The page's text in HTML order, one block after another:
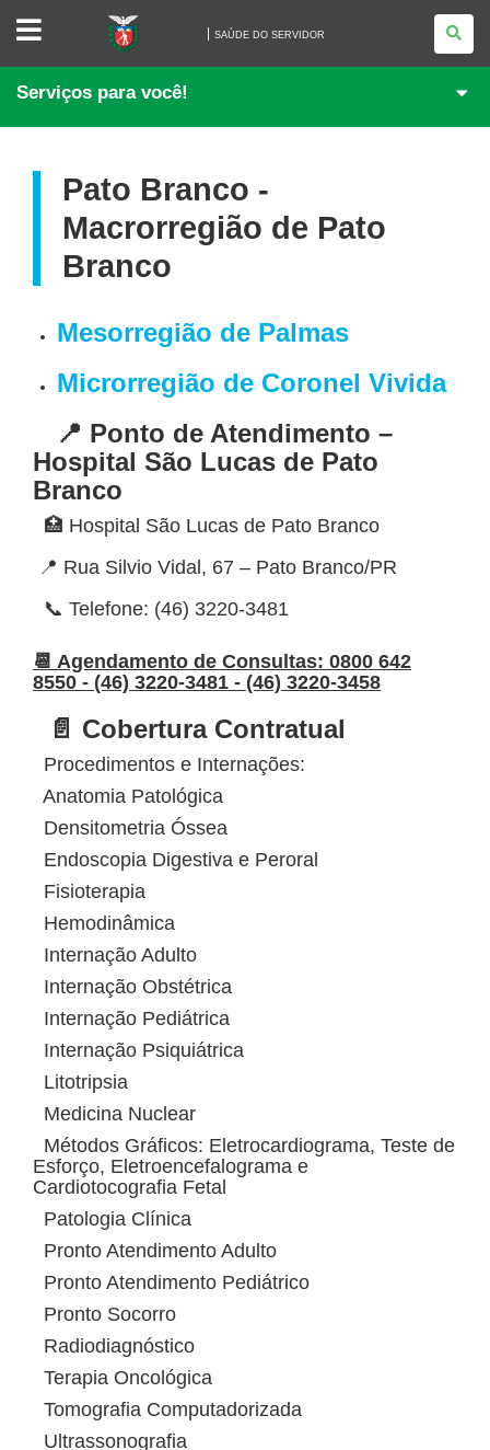
SERVIDOR
SAÚDE DO SERVIDOR
Serviços para você!
Pato Branco -
Macrorregião de Pato
Branco
Mesorregião de Palmas
Microrregião de Coronel Vivida
📍 Ponto de Atendimento –
Hospital São Lucas de Pato
Branco
🏥 Hospital São Lucas de Pato Branco
📍 Rua Silvio Vidal, 67 – Pato Branco/PR
📞 Telefone: (46) 3220-3481
📆 Agendamento de Consultas: 0800 642
8550 - (46) 3220-3481 - (46) 3220-3458
📄 Cobertura Contratual
Procedimentos e Internações:
Anatomia Patológica
Densitometria Óssea
Endoscopia Digestiva e Peroral
Fisioterapia
Hemodinâmica
Internação Adulto
Internação Obstétrica
Internação Pediátrica
Internação Psiquiátrica
Litotripsia
Medicina Nuclear
Métodos Gráficos: Eletrocardiograma, Teste de
Esforço, Eletroencefalograma e
Cardiotocografia Fetal
Patologia Clínica
Pronto Atendimento Adulto
Pronto Atendimento Pediátrico
Pronto Socorro
Radiodiagnóstico
Terapia Oncológica
Tomografia Computadorizada
Ultrassonografia